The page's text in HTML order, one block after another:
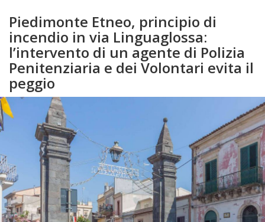
Piedimonte Etneo, principio di
incendio in via Linguaglossa:
l’intervento di un agente di Polizia
Penitenziaria e dei Volontari evita il
peggio